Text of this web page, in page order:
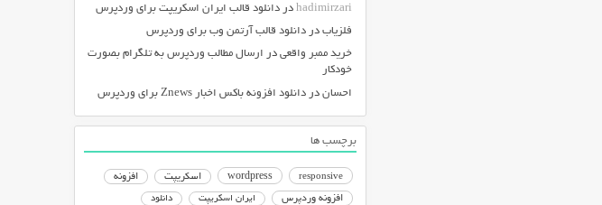
hadimirzari در دانلود قالب ایران اسکریپت برای وردپرس
فلزیاب در دانلود قالب آرتمن وب برای وردپرس
خرید ممبر واقعی در ارسال مطالب وردپرس به تلگرام بصورت
خودکار
احسان در دانلود افزونه باکس اخبار Znews برای وردپرس
برچسب ها
responsive
wordpress اسکریپت
افزونه
افزونه وردپرس
ایران اسکریپت دانلود